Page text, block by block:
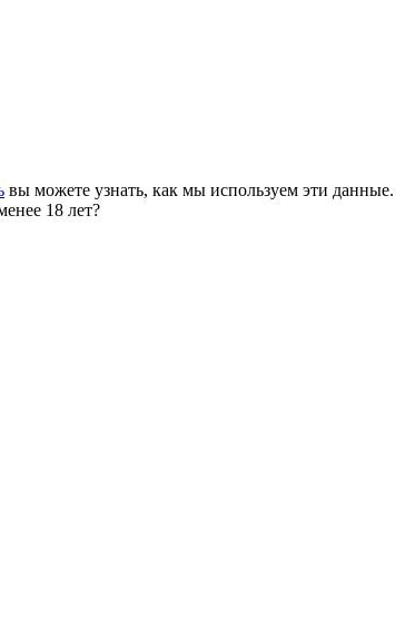
вы можете узнать, как мы используем эти данные.
18 лет?